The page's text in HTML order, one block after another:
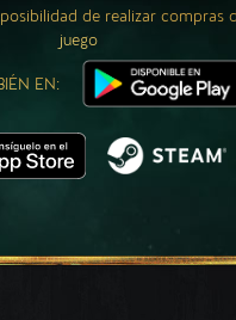
de realizar compras
juego
EN: